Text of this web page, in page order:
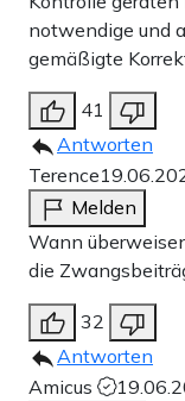
notwendige und
gemäßigte
41
Antworten
Terence
Melden
Wann
die
32
Antworten
Amicus